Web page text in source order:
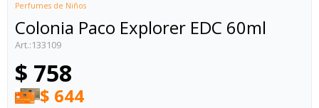
Perfumes de Niños
Colonia Paco Explorer EDC 60ml
133109
$ 758
$ 644